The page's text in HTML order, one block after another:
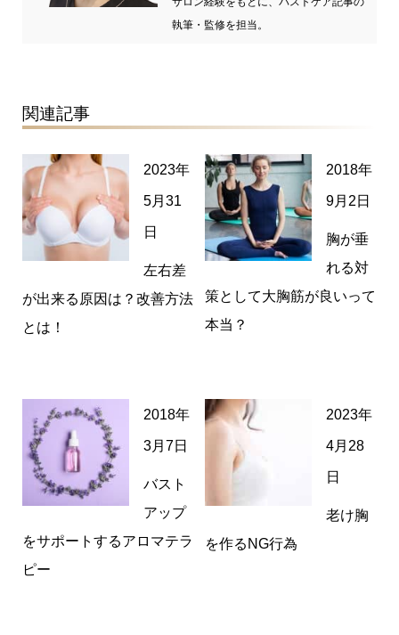
執筆・監修を担当。
関連記事
2023年
5月31
日
左右差
が出来る原因は？改善方法
とは！
2018年
9月2日
胸が垂
れる対
策として大胸筋が良いって
本当？
2018年
3月7日
バスト
アップ
をサポートするアロマテラ
ピー
2023年
4月28
日
老け胸
を作るNG行為